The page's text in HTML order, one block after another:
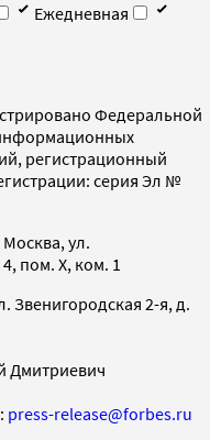
Ежедневная
Федеральной
регистрационный
серия Эл №
ул.
пом. X, ком. 1
Звенигородская 2-я, д.
Дмитриевич
press-release@forbes.ru